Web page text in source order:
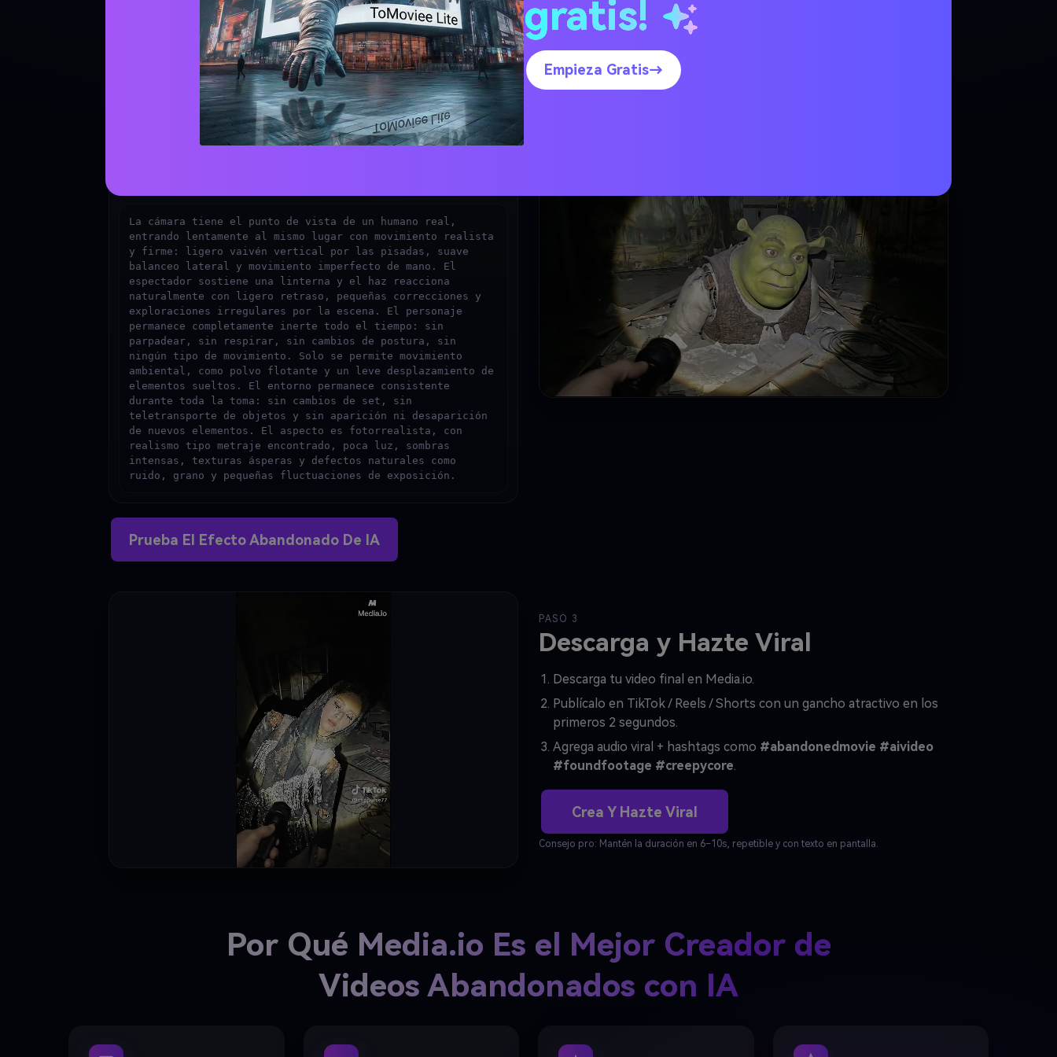
Anímalo (Kling 2.6 / Veo 3)
Descarga la imagen y súbela a Imagen a Video.
Kling 2.6Veo 3para movimiento de cámara realista + ambiente
cinematográfico.
Pega el prompt de movimiento abajo → Generar → Descargar.
La cámara tiene el punto de vista de un humano real,
entrando lentamente al mismo lugar con movimiento realista
y firme: ligero vaivén vertical por las pisadas, suave
balanceo lateral y movimiento imperfecto de mano. El
espectador sostiene una linterna y el haz reacciona
naturalmente con ligero retraso, pequeñas correcciones y
exploraciones irregulares por la escena. El personaje
permanece completamente inerte todo el tiempo: sin
parpadear, sin respirar, sin cambios de postura, sin
ningún tipo de movimiento. Solo se permite movimiento
ambiental, como polvo flotante y un leve desplazamiento de
elementos sueltos. El entorno permanece consistente
durante toda la toma: sin cambios de set, sin
teletransporte de objetos y sin aparición ni desaparición
de nuevos elementos. El aspecto es fotorrealista, con
realismo tipo metraje encontrado, poca luz, sombras
intensas, texturas ásperas y defectos naturales como
ruido, grano y pequeñas fluctuaciones de exposición.
Prueba El Efecto Abandonado De IA
PASO 3
Descarga y Hazte Viral
Descarga tu video final en Media.io.
Publícalo en TikTok / Reels / Shorts con un gancho atractivo en los
primeros 2 segundos.
Agrega audio viral + hashtags como #abandonedmovie #aivideo
#foundfootage #creepycore.
Crea Y Hazte Viral
Consejo pro: Mantén la duración en 6–10s, repetible y con texto en pantalla.
Por Qué Media.io Es el Mejor Creador de
Videos Abandonados con IA
gratis!
Empieza Gratis→